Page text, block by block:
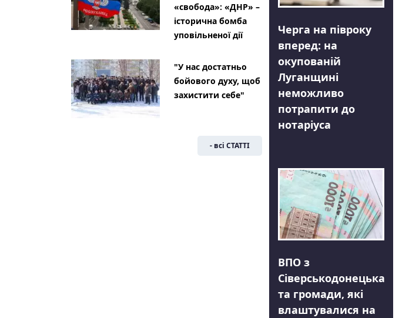
«свобода»: «ДНР» –
історична бомба
уповільненої дії
"У нас достатньо
бойового духу, щоб
захистити себе"
- всі СТАТТІ
Черга на півроку
вперед: на
окупованій
Луганщині
неможливо
потрапити до
нотаріуса
ВПО з
Сіверськодонецька
та громади, які
влаштувалися на